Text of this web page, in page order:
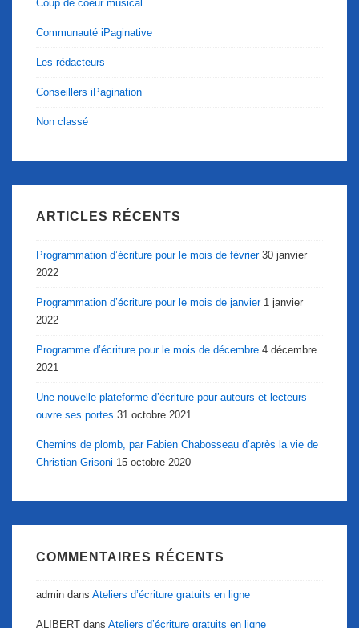
Coup de coeur musical
Communauté iPaginative
Les rédacteurs
Conseillers iPagination
Non classé
ARTICLES RÉCENTS
Programmation d’écriture pour le mois de février 30 janvier
2022
Programmation d’écriture pour le mois de janvier 1 janvier
2022
Programme d’écriture pour le mois de décembre 4 décembre
2021
Une nouvelle plateforme d’écriture pour auteurs et lecteurs
ouvre ses portes 31 octobre 2021
Chemins de plomb, par Fabien Chabosseau d’après la vie de
Christian Grisoni 15 octobre 2020
COMMENTAIRES RÉCENTS
admin dans Ateliers d’écriture gratuits en ligne
ALIBERT dans Ateliers d’écriture gratuits en ligne